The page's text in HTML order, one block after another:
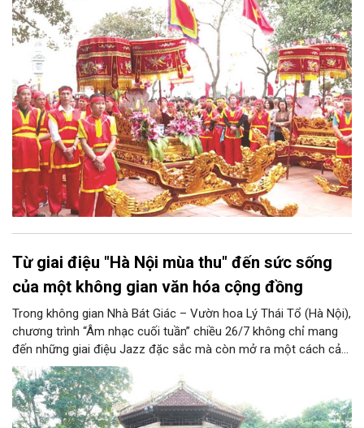
thuộc xã Vân Nội; từ ngày 1/7/2025 thuộc xã Phúc Thịnh, Hà
Nội. Viên Nội thờ hai vị thần là Đống Băng và Uông Tá (thời
Hùng Vương thứ 18) cùng Diệu La công chúa, nữ tướng thời Hai
Bà Trưng.
Từ giai điệu "Hà Nội mùa thu" đến sức sống
của một không gian văn hóa cộng đồng
Trong không gian Nhà Bát Giác – Vườn hoa Lý Thái Tổ (Hà Nội),
chương trình “Âm nhạc cuối tuần” chiều 26/7 không chỉ mang
đến những giai điệu Jazz đặc sắc mà còn mở ra một cách cảm
nhận mới về Hà Nội. Điểm nhấn của chương trình là ca khúc “Hà
Nội mùa thu” của nhạc sĩ Vũ Thanh đã đưa hình ảnh Thủ đô
hiện lên bằng vẻ đẹp tinh tế, giàu chiều sâu văn hóa, qua đó
khẳng định vai trò của nghệ thuật trong việc kiến tạo không